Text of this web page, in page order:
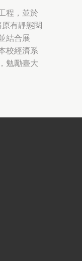
程，並於
有靜態閱
結合展
校經濟系
勉勵臺大